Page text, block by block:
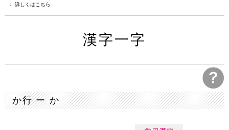
詳しくはこちら
漢字一字
か行 ー か